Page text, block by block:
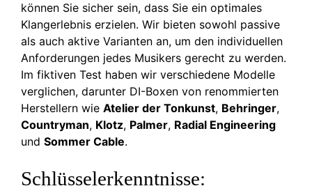
können Sie sicher sein, dass Sie ein optimales
Klangerlebnis erzielen. Wir bieten sowohl passive
als auch aktive Varianten an, um den individuellen
Anforderungen jedes Musikers gerecht zu werden.
Im fiktiven Test haben wir verschiedene Modelle
verglichen, darunter DI-Boxen von renommierten
Herstellern wie Atelier der Tonkunst, Behringer,
Countryman, Klotz, Palmer, Radial Engineering
und Sommer Cable.
Schlüsselerkenntnisse: